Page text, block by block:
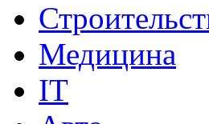
Медицина
IT